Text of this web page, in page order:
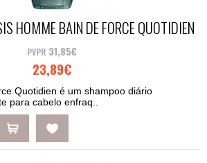
HOMME BAIN DE FORCE QUOTIDIEN
250ML
31,85€
23,89€
Quotidien é um shampoo diário
para cabelo enfraq..